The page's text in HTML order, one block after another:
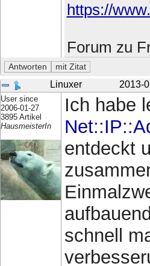
https://
Forum zu
Linuxer 2013-
User since
2006-01-27
3895 Artikel
HausmeisterIn
Ich habe
entdeckt
schnell